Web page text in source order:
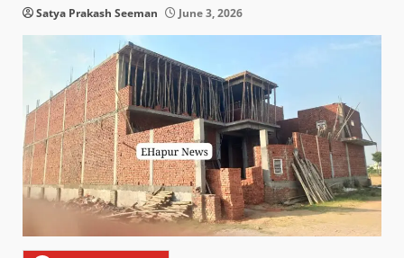
Satya Prakash Seeman June 3, 2026